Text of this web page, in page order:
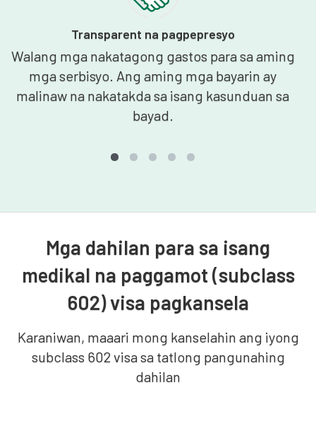
Transparent na pagpepresyo
Walang mga nakatagong gastos para sa aming
mga serbisyo. Ang aming mga bayarin ay
malinaw na nakatakda sa isang kasunduan sa
bayad.
Mga dahilan para sa isang
medikal na paggamot (subclass
602) visa pagkansela
Karaniwan, maaari mong kanselahin ang iyong
subclass 602 visa sa tatlong pangunahing
dahilan